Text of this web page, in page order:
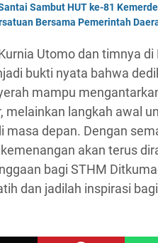
Sambut HUT ke-81
Bersama Pemerintah
Utomo dan timnya
bukti nyata bahwa
mampu
melainkan langkah awal
masa depan. Dengan
akan terus
bagi STHM
dan jadilah inspirasi